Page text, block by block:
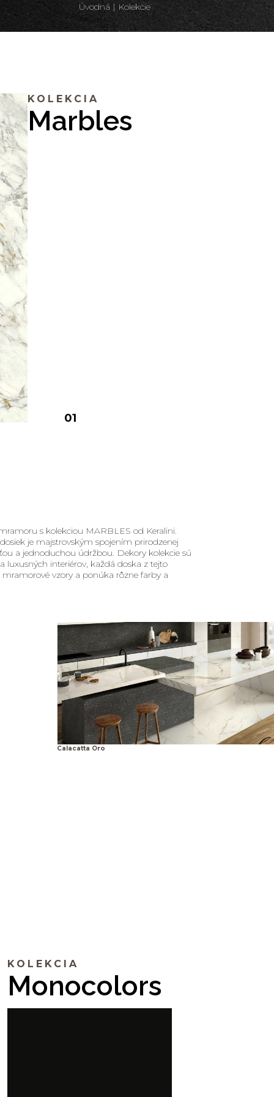
Úvodná | Kolekcie
KOLEKCIA
Marbles
01
s kolekciou MARBLES od Keralini.
je majstrovským spojením prirodzenej
a jednoduchou údržbou. Dekory kolekcie sú
luxusných interiérov, každá doska z tejto
vzory a ponúka rôzne farby a
Calacatta Oro
KOLEKCIA
Monocolors